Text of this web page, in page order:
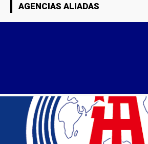
AGENCIAS ALIADAS